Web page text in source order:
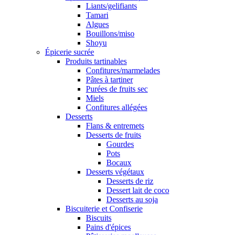
Liants/gelifiants
Tamari
Algues
Bouillons/miso
Shoyu
Épicerie sucrée
Produits tartinables
Confitures/marmelades
Pâtes à tartiner
Purées de fruits sec
Miels
Confitures allégées
Desserts
Flans & entremets
Desserts de fruits
Gourdes
Pots
Bocaux
Desserts végétaux
Desserts de riz
Dessert lait de coco
Desserts au soja
Biscuiterie et Confiserie
Biscuits
Pains d'épices